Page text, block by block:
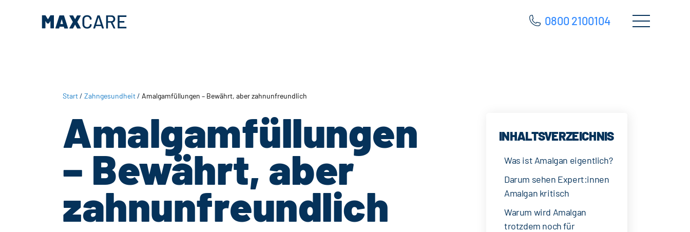
0800 2100104
Start/ Zahngesundheit/ Amalgamfüllungen – Bewährt, aber zahnunfreundlich
Amalgamfüllungen
– Bewährt, aber
zahnunfreundlich
INHALTSVERZEICHNIS
Was ist Amalgan eigentlich?
Darum sehen Expert:innen
Amalgan kritisch
Warum wird Amalgan
trotzdem noch für